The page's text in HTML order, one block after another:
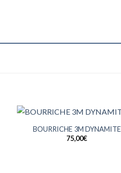
+
BOURRICHE 3M DYNAMITE
75,00€